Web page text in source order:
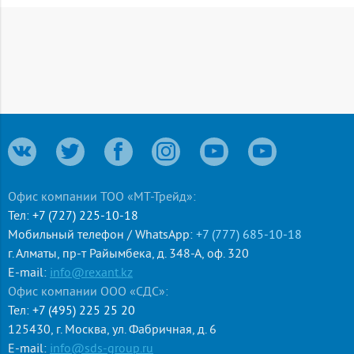
1:2007, МЭК 60227-3:1997, МЭК 60227-4:1997.
Провод состоит из медных отожженных проволок, в
изоляции из поливинилхлоридного пластиката.
Расшифровка провода ПВ-3:
П — провод
В — виниловая изоляция
3 — класс гибкости жилы
Расшифровка провода ПуГВ:
П — Провод
у — Установочный
Г — Гибкий
Офис компании ТОО «МТ-Трейд»:
Тел: +7 (727) 225-10-18
Мобильный телефон / WhatsApp: +7 (777) 685-10-18
г. Алматы, пр-т Райымбека, д. 348-А, оф. 320
E-mail: info@rexant.kz
Офис компании ООО «СДС»:
Тел: +7 (495) 225 25 20
125430, г. Москва, ул. Фабричная, д. 6
E-mail: info@sds-group.ru